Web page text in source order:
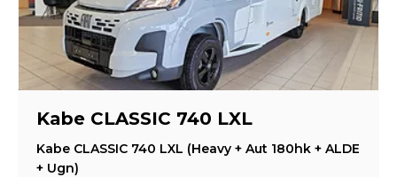
Kabe CLASSIC 740 LXL
Kabe CLASSIC 740 LXL (Heavy + Aut 180hk + ALDE
+ Ugn)